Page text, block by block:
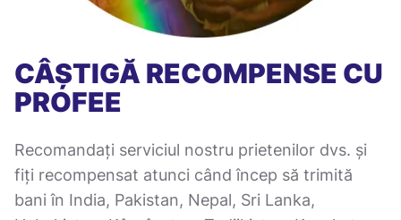
CÂȘTIGĂ RECOMPENSE CU
PROFEE
Recomandați serviciul nostru prietenilor dvs. și
fiți recompensat atunci când încep să trimită
bani în India, Pakistan, Nepal, Sri Lanka,